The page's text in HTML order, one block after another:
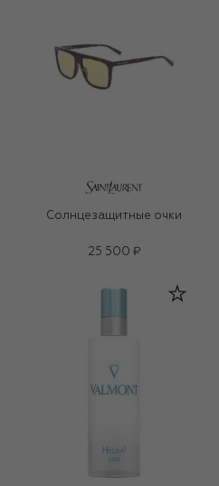
Солнцезащитные очки
25 500 ₽